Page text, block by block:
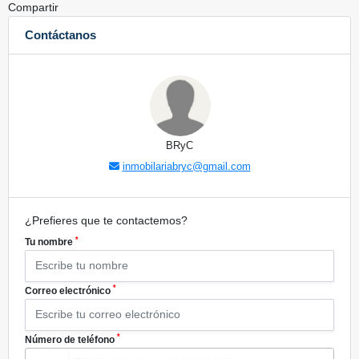
Compartir
Contáctanos
BRyC
inmobilariabryc@gmail.com
¿Prefieres que te contactemos?
Tu nombre *
Correo electrónico *
Número de teléfono *